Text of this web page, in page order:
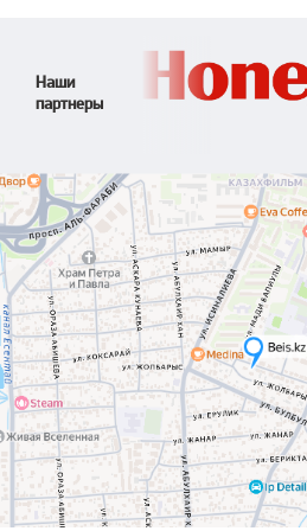
Наши
партнеры